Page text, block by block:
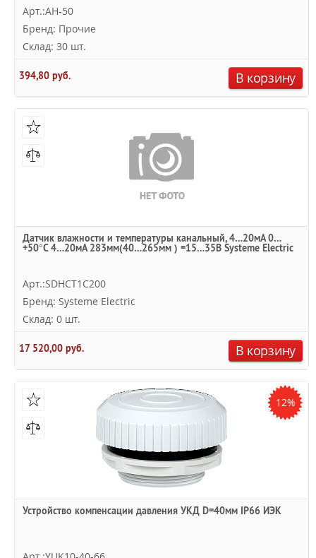
Арт.:AH-50
Бренд: Прочие
Склад: 30 шт.
394,80 руб. В корзину
Датчик влажности и температуры канальный, 4…20мА 0…
+50°С 4…20мА 283мм(40…265мм ) =15…35В Systeme Electric
Арт.:SDHCT1C200
Бренд: Systeme Electric
Склад: 0 шт.
17 520,00 руб. В корзину
12%
Устройство компенсации давления УКД D=40мм IP66 ИЭК